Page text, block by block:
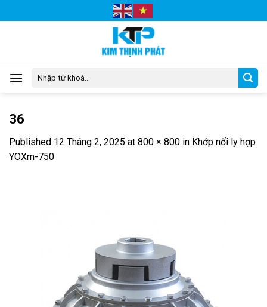
to
Tìm
kiếm:
36
Published 12 Tháng 2, 2025 at 800 × 800 in Khớp nối ly hợp
YOXm-750